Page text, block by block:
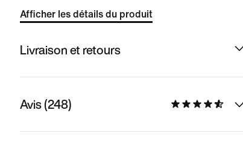
Afficher les détails du produit
Livraison et retours
Avis (248)